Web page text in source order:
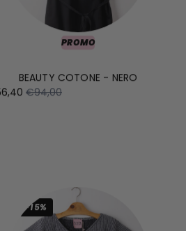
PROMO
BEAUTY COTONE - NERO
€94,00
-15%